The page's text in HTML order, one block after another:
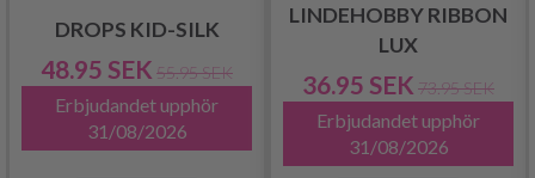
DROPS KID-SILK
48.95 SEK 55.95 SEK
Erbjudandet upphör
31/08/2026
LINDEHOBBY RIBBON
LUX
36.95 SEK 73.95 SEK
Erbjudandet upphör
31/08/2026